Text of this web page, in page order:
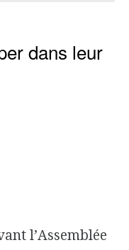
dans leur
l’Assemblée